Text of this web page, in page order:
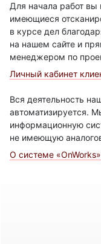
Для начала работ вы
имеющиеся
в курсе дел
на нашем сайте и
менеджером по
Личный кабинет
Вся деятельность
автоматизируется.
информационную
не имеющую
О системе «OnWorks»